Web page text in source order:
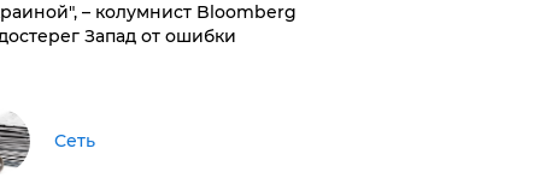
– колумнист Bloomberg
Запад от ошибки
Сеть